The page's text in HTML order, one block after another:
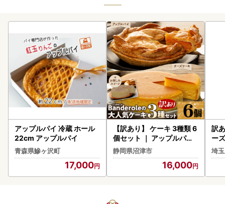
アップルパイ 冷蔵 ホール
22cm アップルパイ
青森県鰺ヶ沢町
17,000
【訳あり】 ケーキ 3種類 6
個セット ｜ アップルパイ
チーズケーキ お楽しみ
静岡県沼津市
16,000
訳
ー
ケ
埼